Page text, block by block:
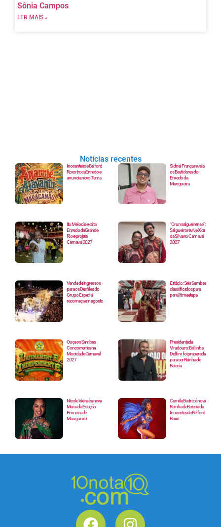
Sônia Campos
LER MAIS »
Notícias recentes
Inocentes de Belford
Roxo troca Enredo e
anuncia novo Tema
Sidnei França revela
os Bastidores do
Enredo da
Mangueira
Ito Melodia exalta
Enredo da Grande
Rio e projeta
Carnaval 2027
“Orun salgueirense”:
Salgueiro revive Xica
da Silva no Carnaval
2027
Venda de ingressos
para os Desfiles do
Grupo Especial
recomeça em agosto
Estácio: Seis Sambas
classificados para
penúltima etapa
Ouça os Sambas
Concorrentes na
Mocidade Carnaval
2027
Presidente da
Viradouro: Bellinha
Delfim foi preparada
para ser Rainha de
Bateria
Nicole Vieira é a nova
Musa da Estação
Primeira de
Mangueira
Camila Beatriz é nova
Rainha de Bateria da
Inocentes de Belford
Roxo